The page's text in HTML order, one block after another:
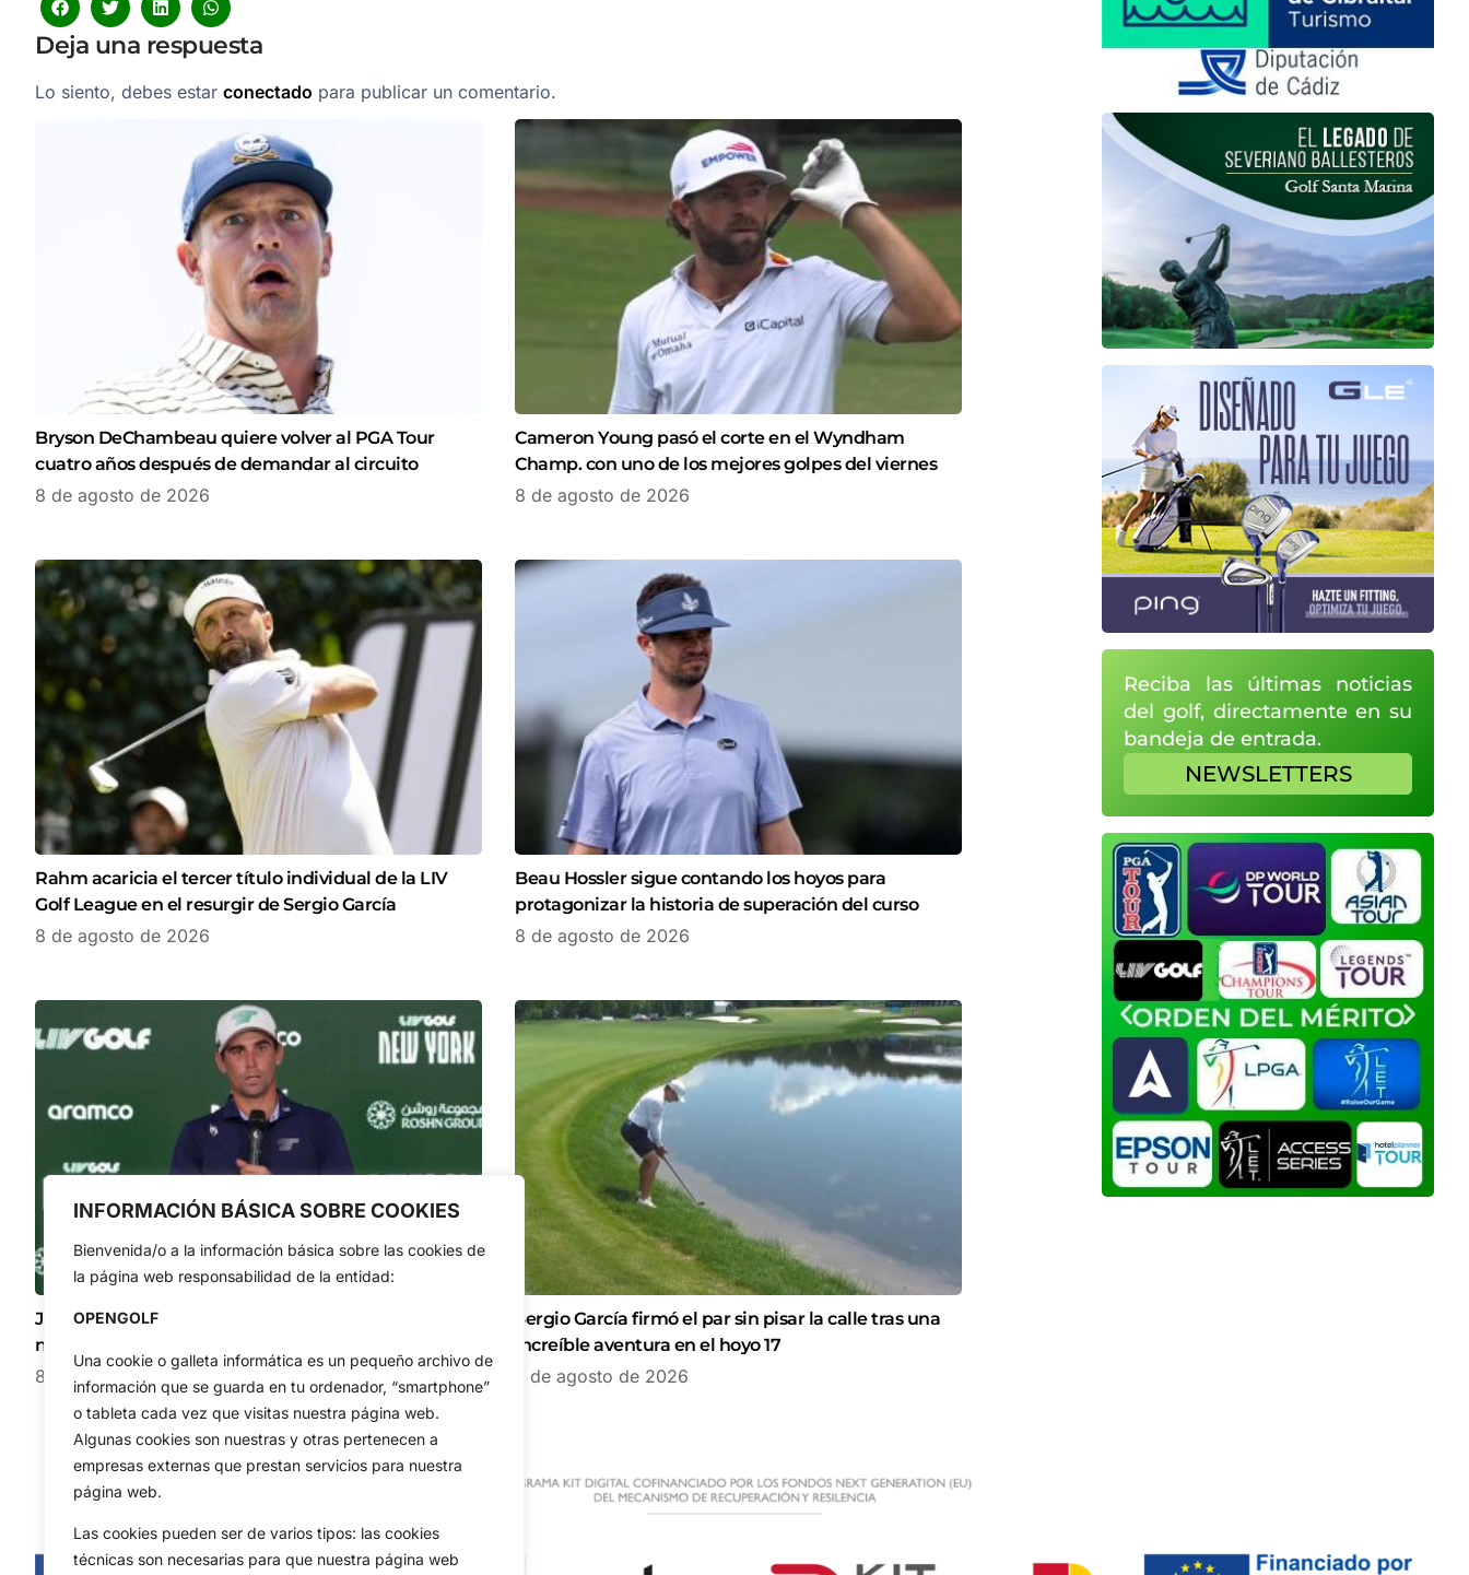
INFORMACIÓN BÁSICA SOBRE COOKIES
Bienvenida/o a la información básica sobre las cookies de
la página web responsabilidad de la entidad:
OPENGOLF
Una cookie o galleta informática es un pequeño archivo de
información que se guarda en tu ordenador, “smartphone”
o tableta cada vez que visitas nuestra página web.
Algunas cookies son nuestras y otras pertenecen a
empresas externas que prestan servicios para nuestra
página web.
Las cookies pueden ser de varios tipos: las cookies
técnicas son necesarias para que nuestra página web
Deja una respuesta
Lo siento, debes estar conectado para publicar un comentario.
Bryson DeChambeau quiere volver al PGA Tour
cuatro años después de demandar al circuito
8 de agosto de 2026
Cameron Young pasó el corte en el Wyndham
Champ. con uno de los mejores golpes del viernes
8 de agosto de 2026
Rahm acaricia el tercer título individual de la LIV
Golf League en el resurgir de Sergio García
8 de agosto de 2026
Beau Hossler sigue contando los hoyos para
protagonizar la historia de superación del curso
8 de agosto de 2026
Joaquín Niemann sin dudas: «Sé que tengo el juego
necesario para ganar un Major»
8 de agosto de 2026
Sergio García firmó el par sin pisar la calle tras una
increíble aventura en el hoyo 17
7 de agosto de 2026
Reciba las últimas noticias
del golf, directamente en su
bandeja de entrada.
NEWSLETTERS